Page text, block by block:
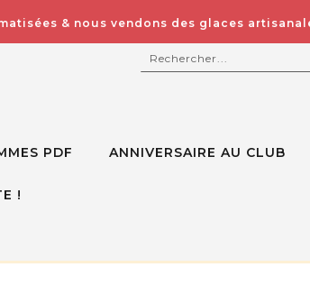
& nous vendons des glaces
RECHERCHER
PDF ANNIVERSAIRE AU CLUB
!
à la place